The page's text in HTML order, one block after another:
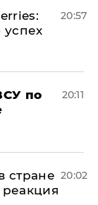
успех
20:57
по
20:11
стране 20:02